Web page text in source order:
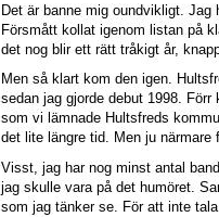
Det är banne mig oundvikligt.
Försmått kollat igenom listan på
det nog blir ett rätt tråkigt år,
Men så klart kom den igen.
sedan jag gjorde debut 1998.
som vi lämnade Hultsfreds
det lite längre tid. Men ju
Visst, jag har nog minst antal
jag skulle vara på det humöret.
som jag tänker se. För att inte